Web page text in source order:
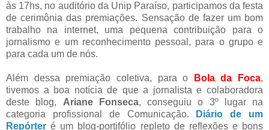
às 17hs, no auditório da Unip Paraíso, participamos da festa
de cerimônia das premiações. Sensação de fazer um bom
trabalho na internet, uma pequena contribuição para o
jornalismo e um reconhecimento pessoal, para o grupo e
para cada um de nós.
Além dessa premiação coletiva, para o Bola da Foca,
tivemos a boa notícia de que a jornalista e colaboradora
deste blog, Ariane Fonseca, conseguiu o 3º lugar na
categoria profissional de Comunicação.
Diário de um
Repórter é um blog-portifólio repleto de reflexões e bons